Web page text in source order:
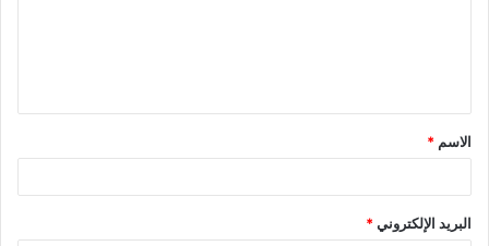
ق
*
الاسم *
البريد الإلكتروني*